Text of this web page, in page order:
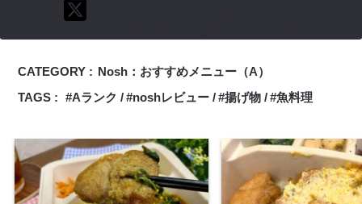
CATEGORY : Nosh：おすすめメニュー（A）
TAGS :
Aランク noshレビュー 揚げ物 魚料理